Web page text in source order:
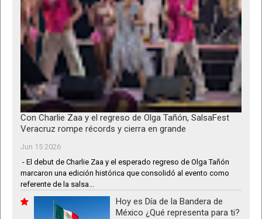
Con Charlie Zaa y el regreso de Olga Tañón, SalsaFest
Veracruz rompe récords y cierra en grande
Jun 15 2026
- El debut de Charlie Zaa y el esperado regreso de Olga Tañón
marcaron una edición histórica que consolidó al evento como
referente de la salsa...
Hoy es Día de la Bandera de
México ¿Qué representa para ti?